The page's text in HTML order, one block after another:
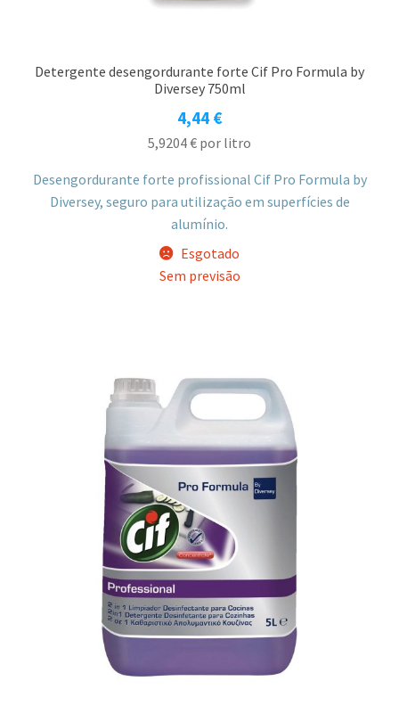
Detergente desengordurante forte Cif Pro Formula by
Diversey 750ml
4,44 €
5,9204€ por litro
Desengordurante forte profissional Cif Pro Formula by
Diversey, seguro para utilização em superfícies de
alumínio.
Esgotado
Sem previsão